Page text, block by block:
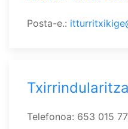
Posta-e.:
Txirrindularitza
Telefonoa: 653 015